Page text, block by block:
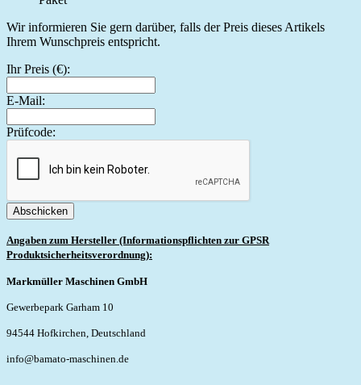
Wir informieren Sie gern darüber, falls der Preis dieses Artikels
Ihrem Wunschpreis entspricht.
Ihr Preis (€):
E-Mail:
Prüfcode:
Abschicken
Angaben zum Hersteller (Informationspflichten zur GPSR
Produktsicherheitsverordnung):
Markmüller Maschinen GmbH
Gewerbepark Garham 10
94544 Hofkirchen, Deutschland
info@bamato-maschinen.de